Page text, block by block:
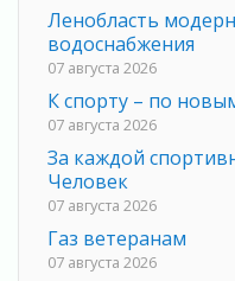
Ленобласть
водоснабжения
07 августа 2026
К спорту – по
07 августа 2026
За каждой
Человек
07 августа 2026
Газ ветеранам
07 августа 2026